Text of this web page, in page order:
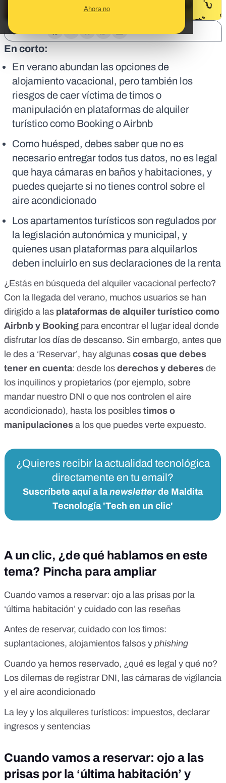
Ahora no
En corto:
En verano abundan las opciones de
alojamiento vacacional, pero también los
riesgos de caer víctima de timos o
manipulación en plataformas de alquiler
turístico como Booking o Airbnb
Como huésped, debes saber que no es
necesario entregar todos tus datos, no es legal
que haya cámaras en baños y habitaciones, y
puedes quejarte si no tienes control sobre el
aire acondicionado
Los apartamentos turísticos son regulados por
la legislación autonómica y municipal, y
quienes usan plataformas para alquilarlos
deben incluirlo en sus declaraciones de la renta
¿Estás en búsqueda del alquiler vacacional perfecto?
Con la llegada del verano, muchos usuarios se han
dirigido a las plataformas de alquiler turístico como
Airbnb y Booking para encontrar el lugar ideal donde
disfrutar los días de descanso. Sin embargo, antes que
le des a ‘Reservar’, hay algunas cosas que debes
tener en cuenta: desde los derechos y deberes de
los inquilinos y propietarios (por ejemplo, sobre
mandar nuestro DNI o que nos controlen el aire
acondicionado), hasta los posibles timos o
manipulaciones a los que puedes verte expuesto.
¿Quieres recibir la actualidad tecnológica
directamente en tu email?
Suscríbete aquí a lanewsletterde Maldita
Tecnología 'Tech en un clic'
A un clic, ¿de qué hablamos en este
tema? Pincha para ampliar
Cuando vamos a reservar: ojo a las prisas por la
‘última habitación’ y cuidado con las reseñas
Antes de reservar, cuidado con los timos:
suplantaciones, alojamientos falsos y phishing
Cuando ya hemos reservado, ¿qué es legal y qué no?
Los dilemas de registrar DNI, las cámaras de vigilancia
y el aire acondicionado
La ley y los alquileres turísticos: impuestos, declarar
ingresos y sentencias
Cuando vamos a reservar: ojo a las
prisas por la ‘última habitación’ y